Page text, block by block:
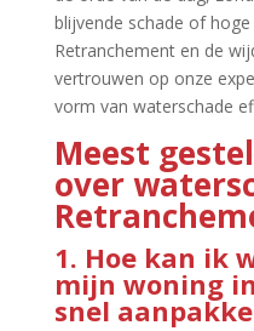
blijvende schade of
Retranchement en de
vertrouwen op onze
vorm van waterschade
Meest
over
1.​ Hoe kan ik
mijn woning
snel